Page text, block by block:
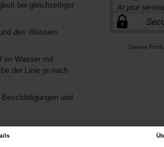
Dieses
bei gleichzeitiger
des Wassers
im Wasser mit
der Linie je nach
und